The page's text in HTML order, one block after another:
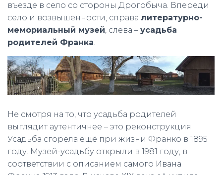
въезде в село со стороны Дрогобыча. Впереди
село и возвышенности, справа литературно-
мемориальный музей, слева – усадьба
родителей Франка.
Не смотря на то, что усадьба родителей
выглядит аутентичнее – это реконструкция.
Усадьба сгорела ещё при жизни Франко в 1895
году. Музей-усадьбу открыли в 1981 году, в
соответствии с описанием самого Ивана